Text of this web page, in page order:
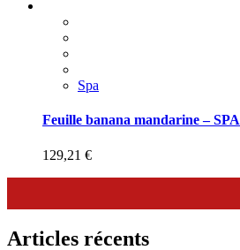
Spa
Feuille banana mandarine – SPA
129,21 €
Articles récents